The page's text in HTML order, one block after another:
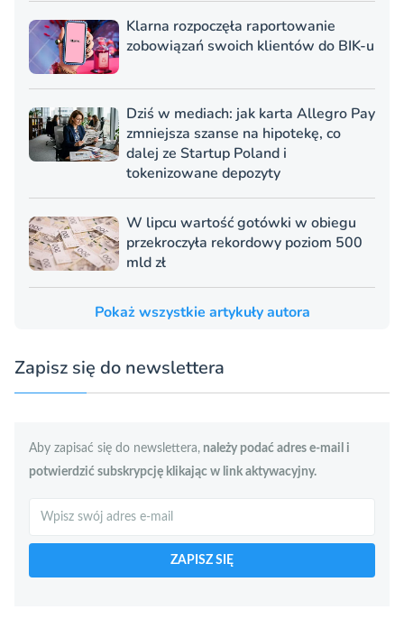
Klarna rozpoczęła raportowanie
zobowiązań swoich klientów do BIK-u
Dziś w mediach: jak karta Allegro Pay
zmniejsza szanse na hipotekę, co
dalej ze Startup Poland i
tokenizowane depozyty
W lipcu wartość gotówki w obiegu
przekroczyła rekordowy poziom 500
mld zł
Pokaż wszystkie artykuły autora
Zapisz się do newslettera
Aby zapisać się do newslettera, należy podać adres e-mail i
potwierdzić subskrypcję klikając w link aktywacyjny.
ZAPISZ SIĘ